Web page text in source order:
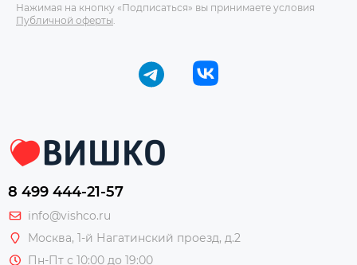
Нажимая на кнопку «Подписаться» вы принимаете условия
Публичной оферты
8 499 444-21-57
info@vishco.ru
Москва, 1-й Нагатинский проезд, д.2
Пн-Пт с 10:00 до 19:00